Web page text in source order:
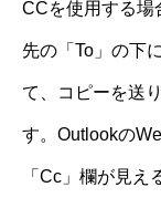
CCを使用する場
先の「To」の下
て、コピーを送
す。Outlookの
「Cc」欄が見